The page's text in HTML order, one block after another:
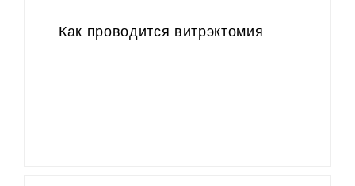
Как проводится витрэктомия